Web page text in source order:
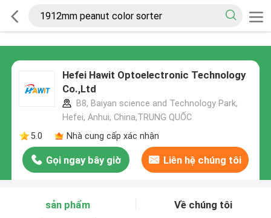
Hefei Hawit Optoelectronic Technology
Co.,Ltd
B8, Baiyan science and Technology Park,
Hefei, Anhui, China,TRUNG QUỐC
5.0
Nhà cung cấp xác nhận
Gọi ngay bây giờ Liên hệ chúng tôi
sản phẩm Về chúng tôi